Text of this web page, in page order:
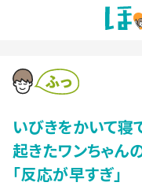
いびきをかいて寝
起きたワンちゃん
「反応が早すぎ」